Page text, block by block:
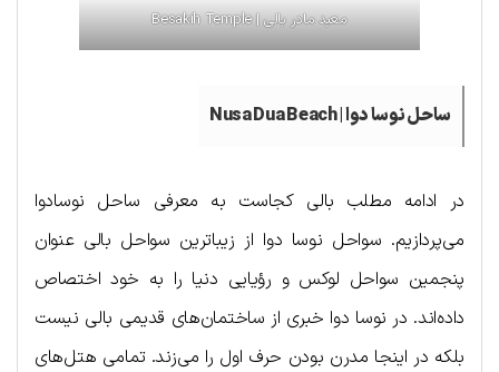
معبد مادر بالی | Besakih Temple
ساحل نوسا دوا | Nusa Dua Beach
در ادامه مطلب بالی کجاست به معرفی ساحل نوسادوا
می‌پردازیم. سواحل نوسا دوا از زیباترین سواحل بالی عنوان
پنجمین سواحل لوکس و رؤیایی دنیا را به خود اختصاص
داده‌اند. در نوسا دوا خبری از ساختمان‌های قدیمی بالی نیست
بلکه در اینجا مدرن بودن حرف اول را می‌زند. تمامی هتل‌های